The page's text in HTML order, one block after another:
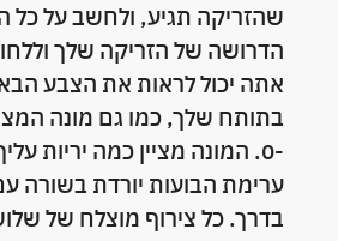
שהזריקה תגיע, ולחשב על כל
הדרושה של הזריקה שלך
אתה יכול לראות את הצבע
-0. המונה מציין כמה יריות
ערימת הבועות יורדת בשורה
בדרך. כל צירוף מוצלח של